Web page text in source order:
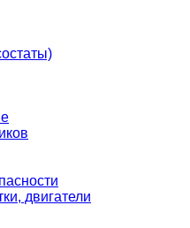
двигатели